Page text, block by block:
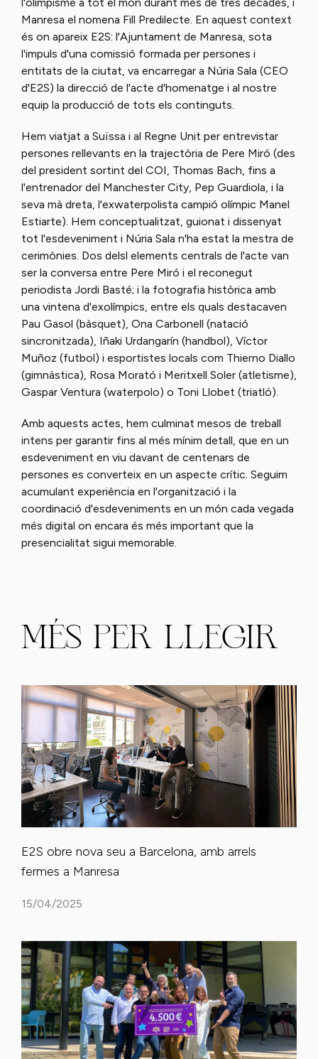
Manresa el nomena Fill Predilecte. En aquest context
és on apareix E2S: l'Ajuntament de Manresa, sota
l'impuls d'una comissió formada per persones i
entitats de la ciutat, va encarregar a Núria Sala (CEO
d'E2S) la direcció de l'acte d'homenatge i al nostre
equip la producció de tots els continguts.
Hem viatjat a Suïssa i al Regne Unit per entrevistar
persones rellevants en la trajectòria de Pere Miró (des
del president sortint del COI, Thomas Bach, fins a
l'entrenador del Manchester City, Pep Guardiola, i la
seva mà dreta, l'exwaterpolista campió olímpic Manel
Estiarte). Hem conceptualitzat, guionat i dissenyat
tot l'esdeveniment i Núria Sala n'ha estat la mestra de
cerimònies. Dos delsl elements centrals de l'acte van
ser la conversa entre Pere Miró i el reconegut
periodista Jordi Basté; i la fotografia històrica amb
una vintena d'exolímpics, entre els quals destacaven
Pau Gasol (bàsquet), Ona Carbonell (natació
sincronitzada), Iñaki Urdangarín (handbol), Víctor
Muñoz (futbol) i esportistes locals com Thierno Diallo
(gimnàstica), Rosa Morató i Meritxell Soler (atletisme),
Gaspar Ventura (waterpolo) o Toni Llobet (triatló).
Amb aquests actes, hem culminat mesos de treball
intens per garantir fins al més mínim detall, que en un
esdeveniment en viu davant de centenars de
persones es converteix en un aspecte crític. Seguim
acumulant experiència en l'organització i la
coordinació d'esdeveniments en un món cada vegada
més digital on encara és més important que la
presencialitat sigui memorable.
MÉS PER LLEGIR
E2S obre nova seu a Barcelona, amb arrels
fermes a Manresa
15/04/2025